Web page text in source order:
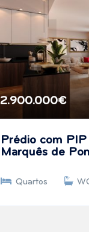
2.900.000€
Prédio com
Marquês de
Quartos